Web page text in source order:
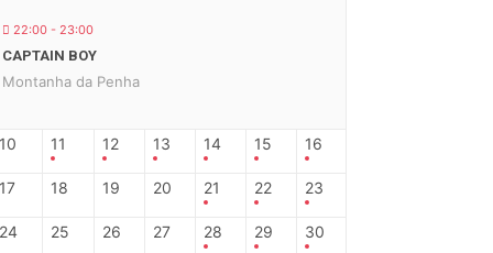
22:00 - 23:00
CAPTAIN BOY
Montanha da Penha
10 11 12 13 14 15 16
17 18 19 20 21 22 23
24 25 26 27 28 29 30